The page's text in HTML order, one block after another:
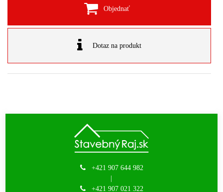
Objednať
Dotaz na produkt
+421 907 644 982
+421 907 021 322